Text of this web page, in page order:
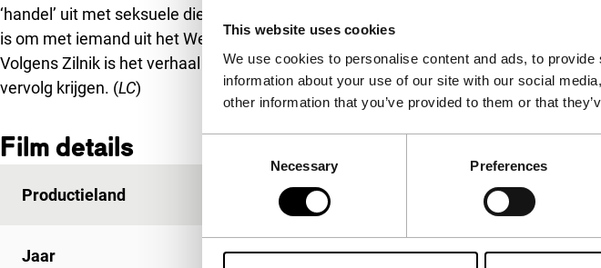
This website uses cookies
We use cookies to personalise content and ads, to
information about your use of our site with our social
other information that you’ve provided to them or that
Necessary Preferences
‘handel’ uit met seksuele diensten voor rijke mannen. Een tijdje later bedenkt hij dat
is om met iemand uit het Westen te trouwen, en dus gaat hij op zoek naar een
Volgens Zilnik is het verhaal hiermee nog niet ten einde en zal zijn artistieke
vervolg krijgen. (LC)
Film details
Productieland Servië
Jaar 2007